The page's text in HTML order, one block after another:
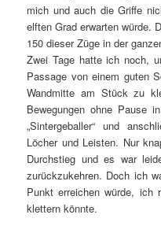
mich und auch die Griffe
elften Grad erwarten würde.
150 dieser Züge in der
Zwei Tage hatte ich noch,
Passage von einem guten
Wandmitte am Stück zu
Bewegungen ohne Pause
„Sintergeballer“ und
Löcher und Leisten. Nur
Durchstieg und es war
zurückzukehren. Doch ich
Punkt erreichen würde, ich
klettern könnte.